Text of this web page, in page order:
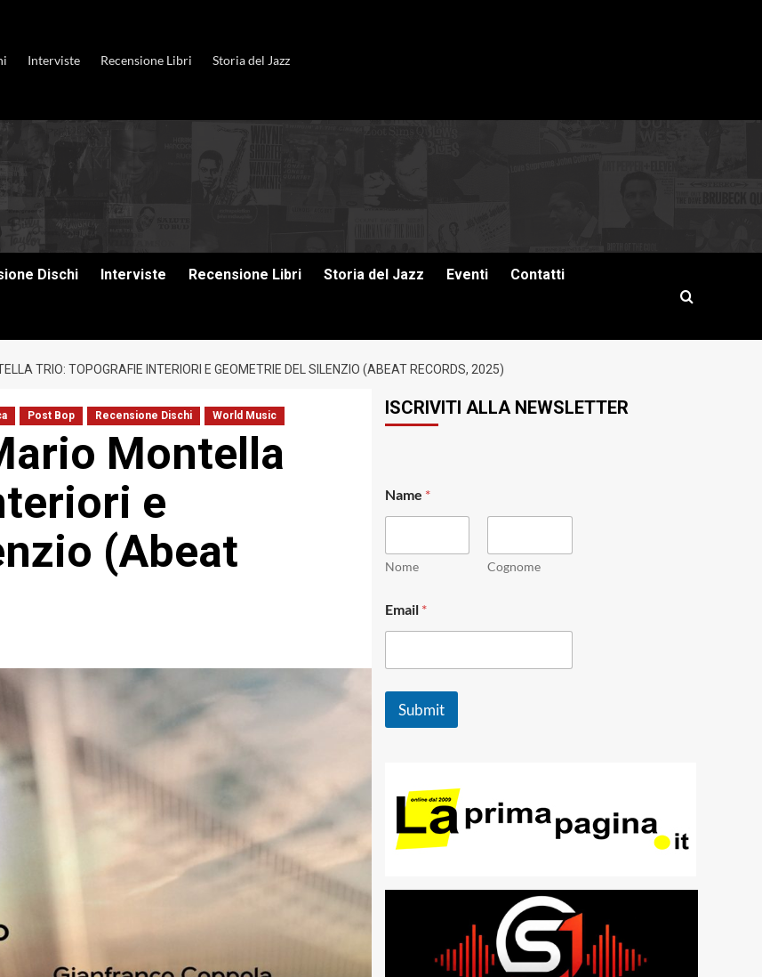
Interviste Recensione Libri Storia del Jazz
Dischi Interviste Recensione Libri Storia del Jazz Eventi Contatti
TRIO: TOPOGRAFIE INTERIORI E GEOMETRIE DEL SILENZIO (ABEAT RECORDS, 2025)
Post Bop Recensione Dischi World Music
Montella
e
(Abeat
ISCRIVITI ALLA NEWSLETTER
N
a
e
*
Name *
Nome Cognome
Email *
Submit